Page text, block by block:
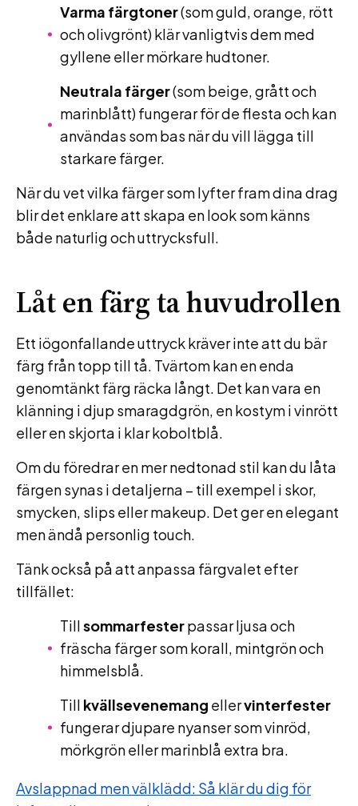
Varma färgtoner(som guld, orange, rött
och olivgrönt) klär vanligtvis dem med
gyllene eller mörkare hudtoner.
Neutrala färger(som beige, grått och
marinblått) fungerar för de flesta och kan
användas som bas när du vill lägga till
starkare färger.
När du vet vilka färger som lyfter fram dina drag
blir det enklare att skapa en look som känns
både naturlig och uttrycksfull.
Låt en färg ta huvudrollen
Ett iögonfallande uttryck kräver inte att du bär
färg från topp till tå. Tvärtom kan en enda
genomtänkt färg räcka långt. Det kan vara en
klänning i djup smaragdgrön, en kostym i vinrött
eller en skjorta i klar koboltblå.
Om du föredrar en mer nedtonad stil kan du låta
färgen synas i detaljerna – till exempel i skor,
smycken, slips eller makeup. Det ger en elegant
men ändå personlig touch.
Tänk också på att anpassa färgvalet efter
tillfället:
Tillsommarfesterpassar ljusa och
fräscha färger som korall, mintgrön och
himmelsblå.
Till kvällsevenemang ellervinterfester
fungerar djupare nyanser som vinröd,
mörkgrön eller marinblå extra bra.
Avslappnad men välklädd: Så klär du dig för